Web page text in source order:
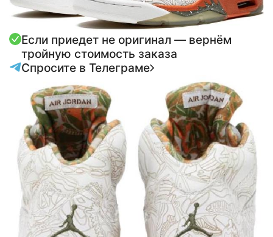
Если приедет не оригинал — вернём
тройную стоимость заказа
Спросите в Телеграме